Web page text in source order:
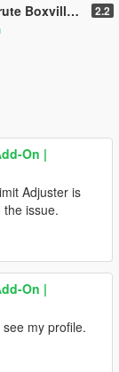
| Legacy | Enhanced] 2.2
On |
Adjuster is
issue.
On |
my profile.